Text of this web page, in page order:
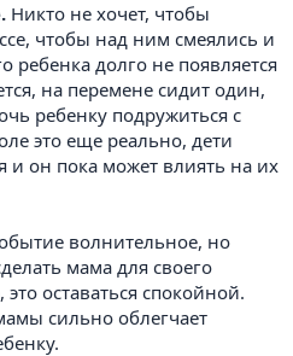
Никто не хочет, чтобы
чтобы над ним смеялись и
ребенка долго не появляется
на перемене сидит один,
ребенку подружиться с
это еще реально, дети
он пока может влиять на их
волнительное, но
мама для своего
оставаться спокойной.
сильно облегчает